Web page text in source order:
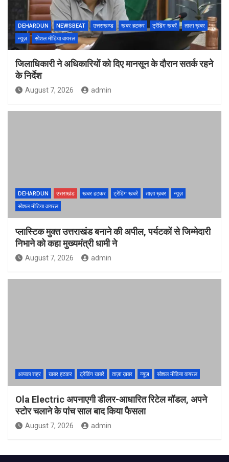
DEHARDUN NEWSBEAT उत्तराखण्ड खबर हटकर ट्रेंडिंग खबरें
ताज़ा ख़बर
न्यूज़
सोशल मीडिया वायरल
जिलाधिकारी ने अधिकारियों को दिए मानसून के दौरान सतर्क रहने
के निर्देश
August 7, 2026 admin
DEHARDUN उत्तराखंड खबर हटकर ट्रेंडिंग खबरें ताज़ा ख़बर
न्यूज़
सोशल मीडिया वायरल
प्लास्टिक मुक्त उत्तराखंड बनाने की अपील, पर्यटकों से जिम्मेदारी
निभाने को कहा मुख्यमंत्री धामी ने
August 7, 2026 admin
आपका शहर खबर हटकर ट्रेंडिंग खबरें ताज़ा ख़बर न्यूज़ सोशल मीडिया वायरल
Ola Electric अपनाएगी डीलर-आधारित रिटेल मॉडल, अपने
स्टोर चलाने के पांच साल बाद किया फैसला
August 7, 2026 admin